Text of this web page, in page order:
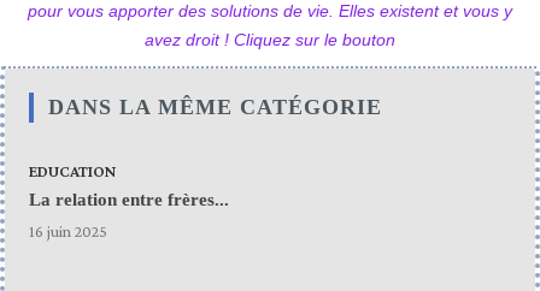
pour vous apporter des solutions de vie. Elles existent et vous y
avez droit ! Cliquez sur le bouton
DANS LA MÊME CATÉGORIE
EDUCATION
La relation entre frères...
16 juin 2025